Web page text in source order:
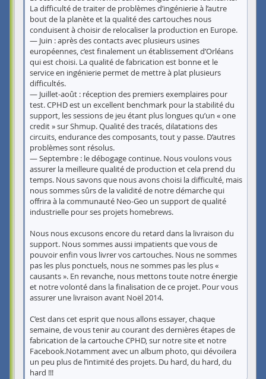
La difficulté de traiter de problèmes d’ingénierie à l’autre
bout de la planète et la qualité des cartouches nous
conduisent à choisir de relocaliser la production en Europe.
— Juin : après des contacts avec plusieurs usines
européennes, c’est finalement un établissement d’Orléans
qui est choisi. La qualité de fabrication est bonne et le
service en ingénierie permet de mettre à plat plusieurs
difficultés.
— Juillet-août : réception des premiers exemplaires pour
test. CPHD est un excellent benchmark pour la stabilité du
support, les sessions de jeu étant plus longues qu’un « one
credit » sur Shmup. Qualité des tracés, dilatations des
circuits, endurance des composants, tout y passe. D’autres
problèmes sont résolus.
— Septembre : le débogage continue. Nous voulons vous
assurer la meilleure qualité de production et cela prend du
temps. Nous savons que nous avons choisi la difficulté, mais
nous sommes sûrs de la validité de notre démarche qui
offrira à la communauté Neo-Geo un support de qualité
industrielle pour ses projets homebrews.
Nous nous excusons encore du retard dans la livraison du
support. Nous sommes aussi impatients que vous de
pouvoir enfin vous livrer vos cartouches. Nous ne sommes
pas les plus ponctuels, nous ne sommes pas les plus «
causants ». En revanche, nous mettons toute notre énergie
et notre volonté dans la finalisation de ce projet. Pour vous
assurer une livraison avant Noël 2014.
C’est dans cet esprit que nous allons essayer, chaque
semaine, de vous tenir au courant des dernières étapes de
fabrication de la cartouche CPHD, sur notre site et notre
Facebook.Notamment avec un album photo, qui dévoilera
un peu plus de l’intimité des projets. Du hard, du hard, du
hard !!!